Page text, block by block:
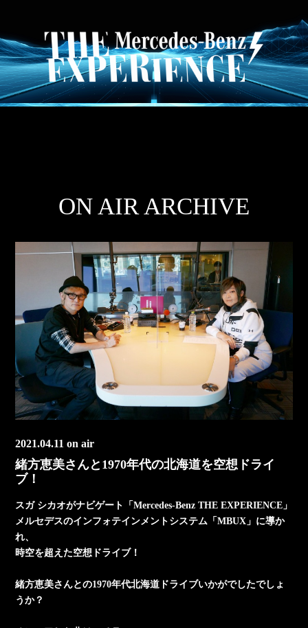
ON AIR ARCHIVE
2021.04.11 on air
緒方恵美さんと1970年代の北海道を空想ドライ
ブ！
スガ シカオがナビゲート「Mercedes-Benz THE EXPERIENCE」
メルセデスのインフォテインメントシステム「MBUX」に導か
れ、
時空を超えた空想ドライブ！
緒方恵美さんとの1970年代北海道ドライブいかがでしたでしょ
うか？